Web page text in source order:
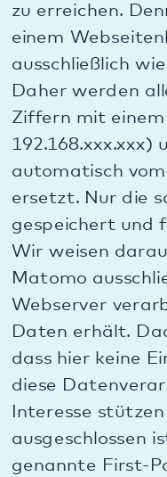
können
der Website
Im Übrigen
berechtigten
berechtigte
Abwägung zu einem
oder Sie nach Art.
Widerspruch
unter C.4. die
Widerspruchsrecht).
mindestens jährlich
Interesse noch
insbesondere dann
durch Zeitablauf
Hinblick auf
Webseitennutzung
spätestens nach
Daten dann
B.3.f.)
hinsichtlich der